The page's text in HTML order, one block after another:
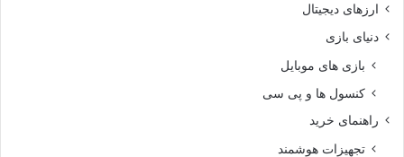
ارزهای دیجیتال
دنیای بازی
بازی های موبایل
کنسول ها و پی سی
راهنمای خرید
تجهیزات هوشمند